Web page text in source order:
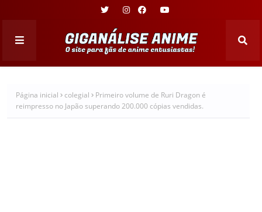
Página inicial colegial
Primeiro volume de Ruri Dragon é
reimpresso no Japão superando 200.000 cópias vendidas.